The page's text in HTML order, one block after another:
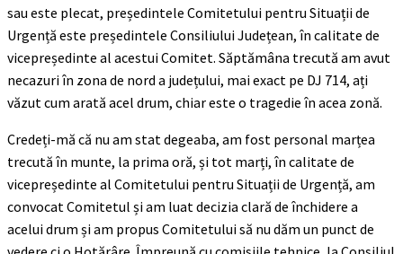
sau este plecat, președintele Comitetului pentru Situații de
Urgență este președintele Consiliului Județean, în calitate de
vicepreședinte al acestui Comitet. Săptămâna trecută am avut
necazuri în zona de nord a județului, mai exact pe DJ 714, ați
văzut cum arată acel drum, chiar este o tragedie în acea zonă.
Credeți-mă că nu am stat degeaba, am fost personal marțea
trecută în munte, la prima oră, și tot marți, în calitate de
vicepreședinte al Comitetului pentru Situații de Urgență, am
convocat Comitetul și am luat decizia clară de închidere a
acelui drum și am propus Comitetului să nu dăm un punct de